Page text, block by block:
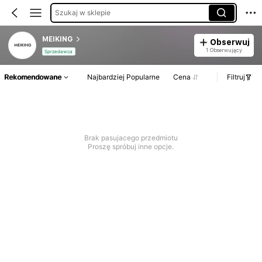
Szukaj w sklepie
MEIKING
Sprzedawca
Obserwuj
1 Obserwujący
Rekomendowane Najbardziej Popularne Cena Filtruj
Brak pasujacego przedmiotu
Proszę spróbuj inne opcje.